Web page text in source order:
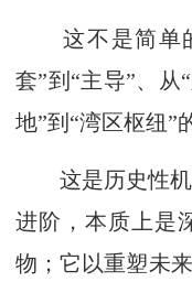
这不是简单的
套”到“主导”、从
地”到“湾区枢纽”
这是历史性机
进阶，本质上是
物；它以重塑未